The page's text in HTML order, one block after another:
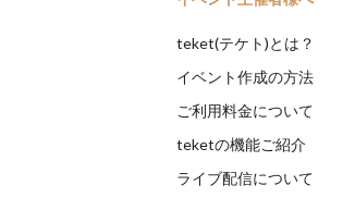
teket(テケト)とは？
イベント作成の方法
ご利用料金について
teketの機能ご紹介
ライブ配信について